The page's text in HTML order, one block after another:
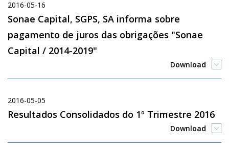
2016-05-16
Sonae Capital, SGPS, SA informa sobre
pagamento de juros das obrigações "Sonae
Capital / 2014-2019"
Download
2016-05-05
Resultados Consolidados do 1º Trimestre 2016
Download